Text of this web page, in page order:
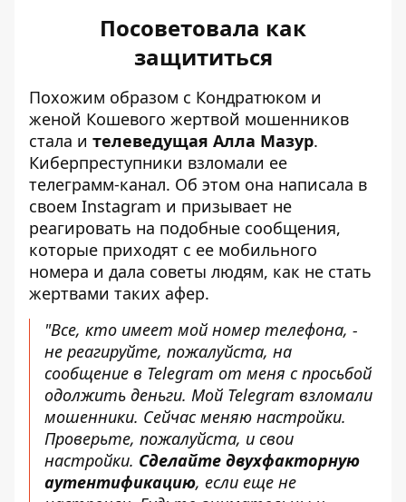
Посоветовала как
защититься
Похожим образом с Кондратюком и
женой Кошевого жертвой мошенников
стала и телеведущая Алла Мазур.
Киберпреступники взломали ее
телеграмм-канал. Об этом она написала в
своем Instagram и призывает не
реагировать на подобные сообщения,
которые приходят с ее мобильного
номера и дала советы людям, как не стать
жертвами таких афер.
"Все, кто имеет мой номер телефона, -
не реагируйте, пожалуйста, на
сообщение в Telegram от меня с просьбой
одолжить деньги. Мой Telegram взломали
мошенники. Сейчас меняю настройки.
Проверьте, пожалуйста, и свои
настройки. Сделайте двухфакторную
аутентификацию, если еще не